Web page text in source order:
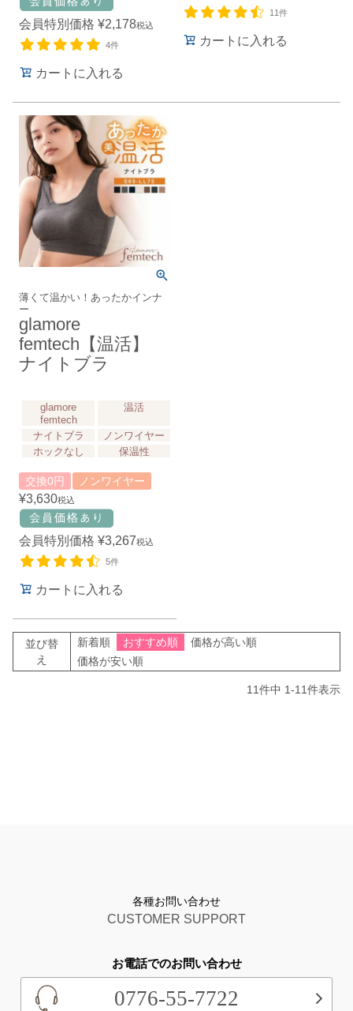
会員特別価格 ¥2,178税込
4件
カートに入れる
11件
カートに入れる
薄くて温かい！あったかインナ
ー
glamore
femtech【温活】
ナイトブラ
glamore
femtech
温活
ナイトブラ
ノンワイヤー
ホックなし
保温性
交換0円 ノンワイヤー
¥3,630税込
会員特別価格 ¥3,267税込
5件
カートに入れる
並び替
え
新着順 おすすめ順
価格が高い順
価格が安い順
11件中 1-11件表示
各種お問い合わせ
CUSTOMER SUPPORT
お電話でのお問い合わせ
0776-55-7722